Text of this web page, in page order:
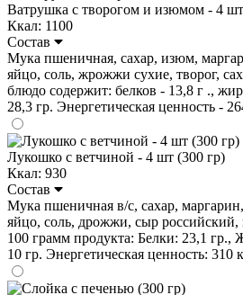
Ватрушка с творогом и изюмом - 4
Ккал: 1100
Состав
Мука пшеничная, сахар, изюм,
яйцо, соль, жрожжи сухие, творог,
блюдо содержит: белков - 13,8 г .,
28,3 гр. Энергетическая ценность -
Лукошко с ветчиной - 4 шт (300 гр)
Ккал: 930
Состав
Мука пшеничная в/с, сахар,
яйцо, соль, дрожжи, сыр российский,
100 грамм продукта: Белки: 23,1 гр.,
10 гр. Энергетическая ценность: 310